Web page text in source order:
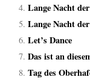
Lange Nacht
Lange Nacht
Let’s Dance
Das ist an
Tag des